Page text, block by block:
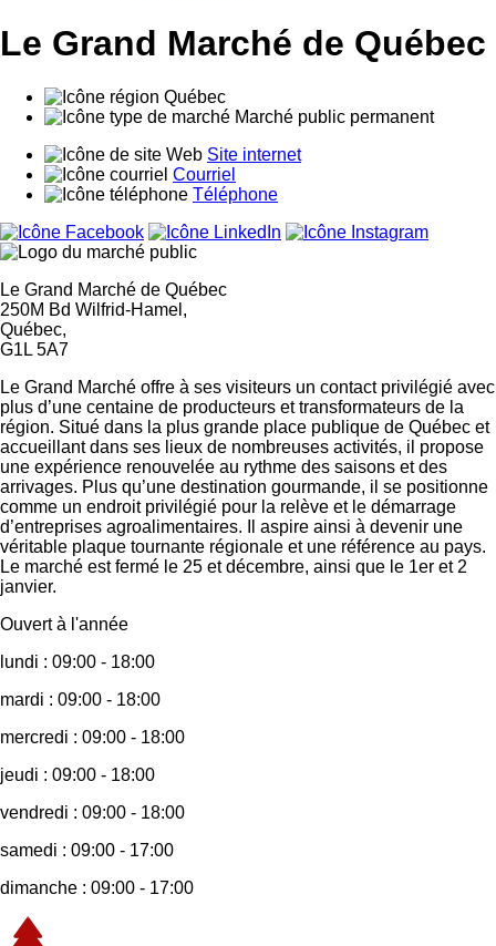
Le Grand Marché de Québec
Québec
Marché public permanent
Site internet
Courriel
Téléphone
Le Grand Marché de Québec
250M Bd Wilfrid-Hamel,
Québec,
G1L 5A7
Le Grand Marché offre à ses visiteurs un contact privilégié avec
plus d’une centaine de producteurs et transformateurs de la
région. Situé dans la plus grande place publique de Québec et
accueillant dans ses lieux de nombreuses activités, il propose
une expérience renouvelée au rythme des saisons et des
arrivages. Plus qu’une destination gourmande, il se positionne
comme un endroit privilégié pour la relève et le démarrage
d’entreprises agroalimentaires. Il aspire ainsi à devenir une
véritable plaque tournante régionale et une référence au pays.
Le marché est fermé le 25 et décembre, ainsi que le 1er et 2
janvier.
Ouvert à l'année
lundi : 09:00 - 18:00
mardi : 09:00 - 18:00
mercredi : 09:00 - 18:00
jeudi : 09:00 - 18:00
vendredi : 09:00 - 18:00
samedi : 09:00 - 17:00
dimanche : 09:00 - 17:00